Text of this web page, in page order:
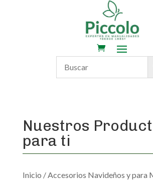
Nuestros
para ti
Inicio /Accesorios Navideños y para